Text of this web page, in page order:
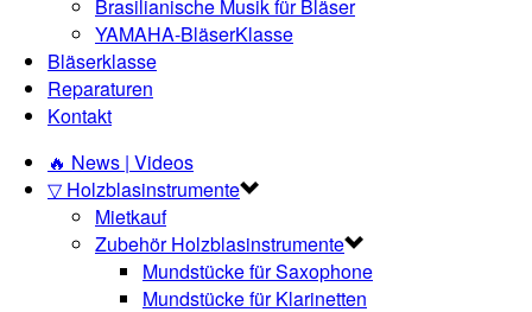
Brasilianische Musik für Bläser
YAMAHA-BläserKlasse
Bläserklasse
Reparaturen
Kontakt
🔥 News | Videos
▽ Holzblasinstrumente
Mietkauf
Zubehör Holzblasinstrumente
Mundstücke für Saxophone
Mundstücke für Klarinetten